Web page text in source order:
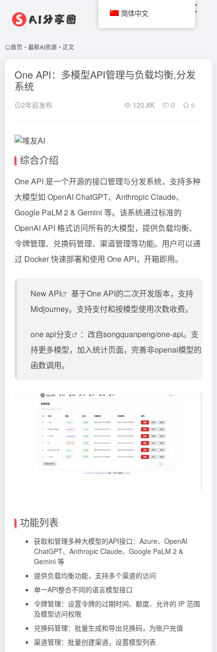
首页 • 最新AI资源 • 正文
One API：多模型API管理与负载均衡,分发
系统
2年前发布 120.8K 0 0
综合介绍
One API 是一个开源的接口管理与分发系统，支持多种
大模型如 OpenAI ChatGPT、Anthropic Claude、
Google PaLM 2 & Gemini 等。该系统通过标准的
OpenAI API 格式访问所有的大模型，提供负载均衡、
令牌管理、兑换码管理、渠道管理等功能。用户可以通
过 Docker 快速部署和使用 One API，开箱即用。
New API
基于One API的二次开发版本，支持
Midjourney。支持支付和按模型使用次数收费。
one api分支
：改自songquanpeng/one-api。支
持更多模型，加入统计页面，完善非openai模型的
函数调用。
功能列表
获取和管理多种大模型的API接口：Azure、OpenAI
ChatGPT、Anthropic Claude、Google PaLM 2 &
Gemini 等
提供负载均衡功能，支持多个渠道的访问
单一API整合不同的语言模型接口
令牌管理：设置令牌的过期时间、额度、允许的 IP 范围
及模型访问权限
兑换码管理：批量生成和导出兑换码，为账户充值
渠道管理：批量创建渠道，设置模型列表
简体中文